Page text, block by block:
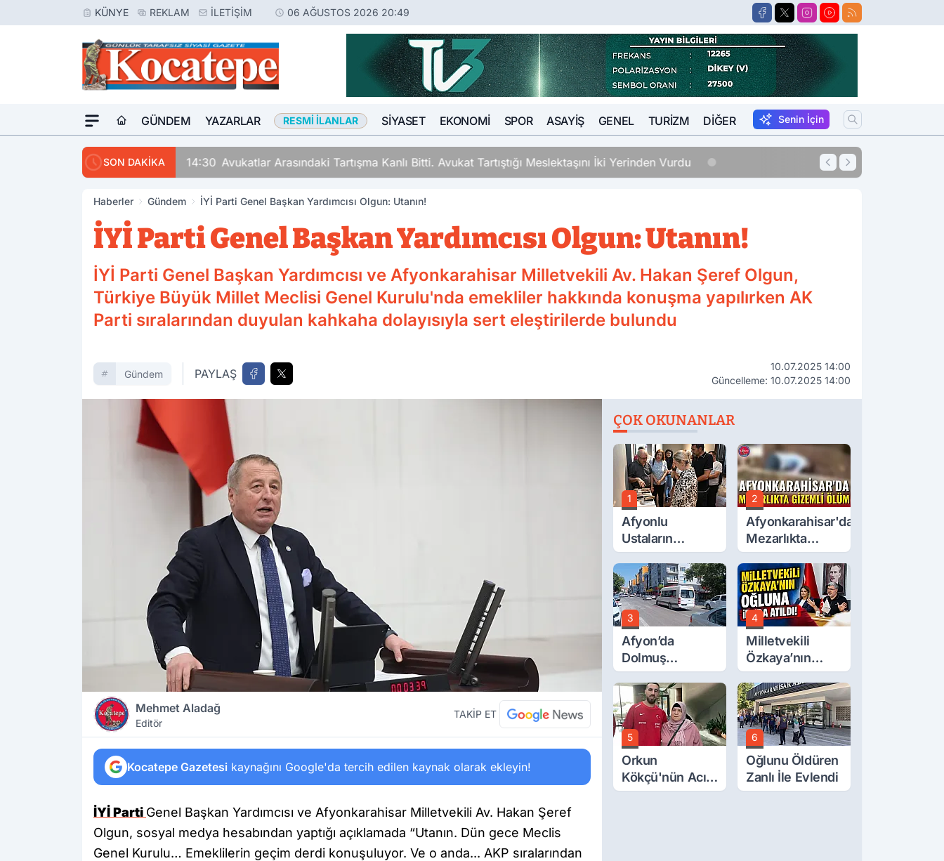
KÜNYE REKLAM İLETIŞIM 06 AĞUSTOS 2026 20:49
GÜNDEM YAZARLAR RESMI İLANLAR SIYASET EKONOMI SPOR ASAYIŞ GENEL TURIZM DIĞER Senin İçin
SON DAKİKA 14:30 Avukatlar Arasındaki Tartışma Kanlı Bitti. Avukat Tartıştığı Meslektaşını İki Yerinden Vurdu 12:33
Haberler Gündem İYİ Parti Genel Başkan Yardımcısı Olgun: Utanın!
İYİ Parti Genel Başkan Yardımcısı Olgun: Utanın!
İYİ Parti Genel Başkan Yardımcısı ve Afyonkarahisar Milletvekili Av. Hakan Şeref Olgun,
Türkiye Büyük Millet Meclisi Genel Kurulu'nda emekliler hakkında konuşma yapılırken AK
Parti sıralarından duyulan kahkaha dolayısıyla sert eleştirilerde bulundu
Gündem PAYLAŞ
10.07.2025 14:00
Güncelleme: 10.07.2025 14:00
Mehmet Aladağ
Editör
TAKİP ET
Kocatepe Gazetesi kaynağını Google'da tercih edilen kaynak olarak ekleyin!
İYİ Parti Genel Başkan Yardımcısı ve Afyonkarahisar Milletvekili Av. Hakan Şeref
Olgun, sosyal medya hesabından yaptığı açıklamada “Utanın. Dün gece Meclis
Genel Kurulu… Emeklilerin geçim derdi konuşuluyor. Ve o anda... AKP sıralarından
ÇOK OKUNANLAR
1
Afyonlu
Ustaların
Eserleri
Görücüye Çıktı
2
Afyonkarahisar'da
Mezarlıkta
Gizemli Ölüm
3
Afyon’da
Dolmuş
Ücretlerine
Yüzde 40 Zam
Talebi
4
Milletvekili
Özkaya’nın
Oğluna İftira
Atıldı
5
Orkun
Kökçü'nün Acı
Günü... Cenaze
6
Oğlunu Öldüren
Zanlı İle Evlendi